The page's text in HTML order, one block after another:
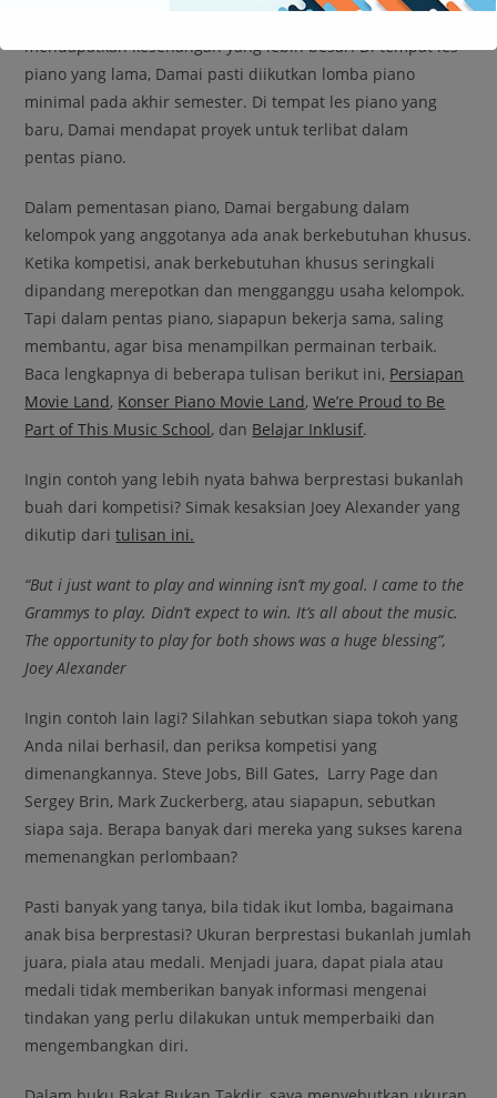
menjadi kolaborasi justru membuat anak saya
mendapatkan kesenangan yang lebih besar. Di tempat les
piano yang lama, Damai pasti diikutkan lomba piano
minimal pada akhir semester. Di tempat les piano yang
baru, Damai mendapat proyek untuk terlibat dalam
pentas piano.
Dalam pementasan piano, Damai bergabung dalam
kelompok yang anggotanya ada anak berkebutuhan khusus.
Ketika kompetisi, anak berkebutuhan khusus seringkali
dipandang merepotkan dan mengganggu usaha kelompok.
Tapi dalam pentas piano, siapapun bekerja sama, saling
membantu, agar bisa menampilkan permainan terbaik.
Baca lengkapnya di beberapa tulisan berikut ini, Persiapan
Movie Land, Konser Piano Movie Land,We’re Proud to Be
Part of This Music School, dan Belajar Inklusif.
Ingin contoh yang lebih nyata bahwa berprestasi bukanlah
buah dari kompetisi? Simak kesaksian Joey Alexander yang
dikutip daritulisan ini.
“But i just want to play and winning isn’t my goal. I came to the
Grammys to play. Didn’t expect to win. It’s all about the music.
The opportunity to play for both shows was a huge blessing”,
Joey Alexander
Ingin contoh lain lagi? Silahkan sebutkan siapa tokoh yang
Anda nilai berhasil, dan periksa kompetisi yang
dimenangkannya. Steve Jobs, Bill Gates, Larry Page dan
Sergey Brin, Mark Zuckerberg, atau siapapun, sebutkan
siapa saja. Berapa banyak dari mereka yang sukses karena
memenangkan perlombaan?
Pasti banyak yang tanya, bila tidak ikut lomba, bagaimana
anak bisa berprestasi? Ukuran berprestasi bukanlah jumlah
juara, piala atau medali. Menjadi juara, dapat piala atau
medali tidak memberikan banyak informasi mengenai
tindakan yang perlu dilakukan untuk memperbaiki dan
mengembangkan diri.